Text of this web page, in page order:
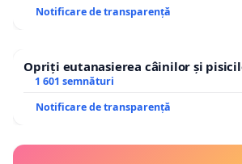
Notificare de transparență
Opriți eutanasierea câinilor și
1 601 semnături
Notificare de transparență